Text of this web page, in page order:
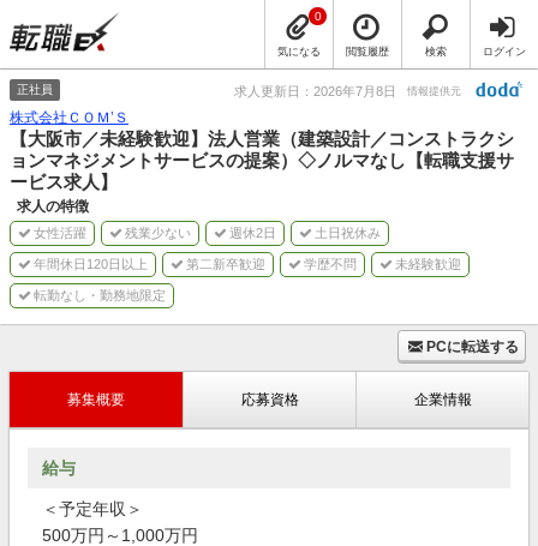
気になる
0
閲覧履歴 検索 ログイン
正社員 求人更新日：2026年7月8日 情報提供元
株式会社ＣＯＭ’Ｓ
【大阪市／未経験歓迎】法人営業（建築設計／コンストラクシ
ョンマネジメントサービスの提案）◇ノルマなし【転職支援サ
ービス求人】
求人の特徴
女性活躍 残業少ない 週休2日 土日祝休み
年間休日120日以上 第二新卒歓迎 学歴不問 未経験歓迎
転勤なし・勤務地限定
PCに転送する
募集概要 応募資格 企業情報
給与
＜予定年収＞
500万円～1,000万円